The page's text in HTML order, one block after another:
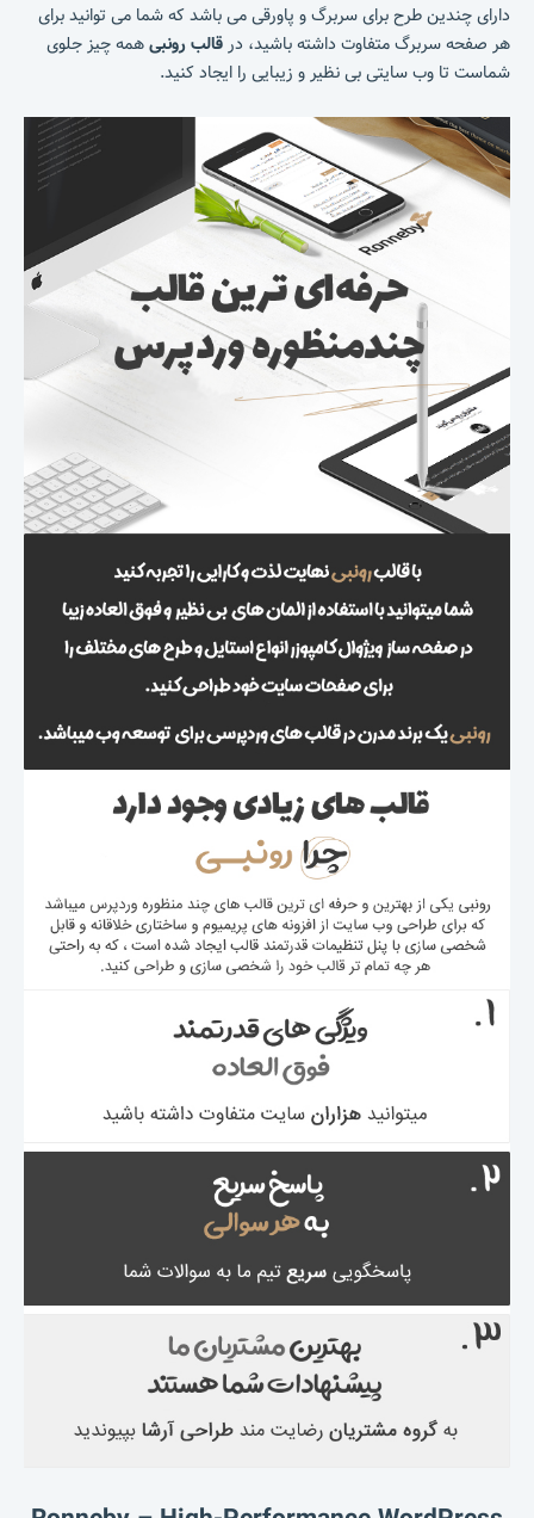
دارای چندین طرح برای سربرگ و پاورقی می باشد که شما می توانید برای
هر صفحه سربرگ متفاوت داشته باشید، درقالب رونبیهمه چیز جلوی
شماست تا وب سایتی بی نظیر و زیبایی را ایجاد کنید.